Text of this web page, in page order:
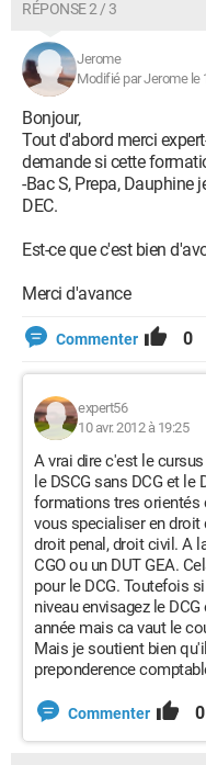
RÉPONSE 2 / 3
Jerome
Modifié par Jerome le
Bonjour,
Tout d'abord merci
demande si cette
-Bac S, Prepa, Dauphine
DEC.
Est-ce que c'est bien
Merci d'avance
Commenter 0
expert56
10 avr. 2012 à 19:25
A vrai dire c'est le
le DSCG sans DCG et
formations tres orientés
vous specialiser en
droit penal, droit civil. A
CGO ou un DUT GEA.
pour le DCG. Toutefois
niveau envisagez le
année mais ca vaut le
Mais je soutient bien
preponderence
Commenter 0